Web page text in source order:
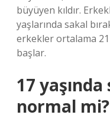
büyüyen kıldır.
yaşlarında sakal
erkekler ortalama 21
başlar.
17 yaşında
normal mi?